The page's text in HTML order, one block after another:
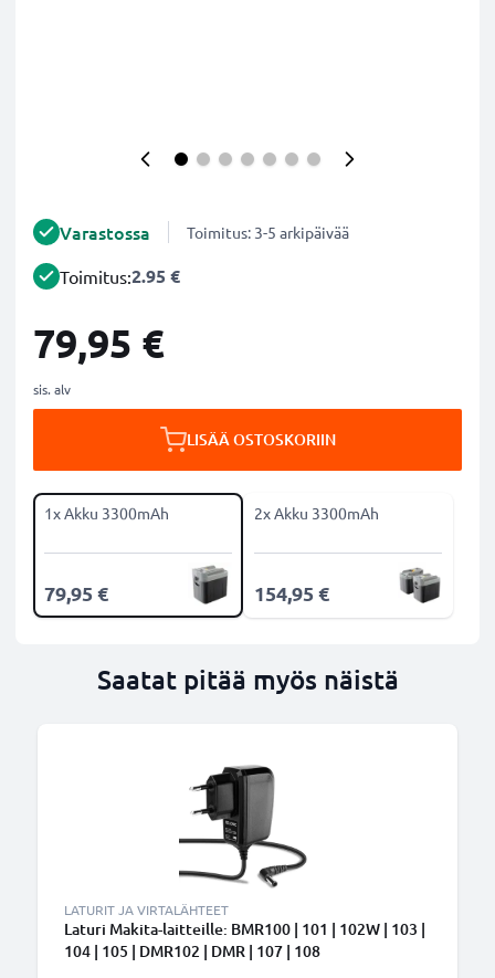
Varastossa Toimitus: 3-5 arkipäivää
Toimitus:2.95 €
79,95 €
sis. alv
LISÄÄ OSTOSKORIIN
1x Akku 3300mAh
79,95 €
2x Akku 3300mAh
154,95 €
Saatat pitää myös näistä
LATURIT JA VIRTALÄHTEET
Laturi Makita-laitteille: BMR100 | 101 | 102W | 103 |
104 | 105 | DMR102 | DMR | 107 | 108